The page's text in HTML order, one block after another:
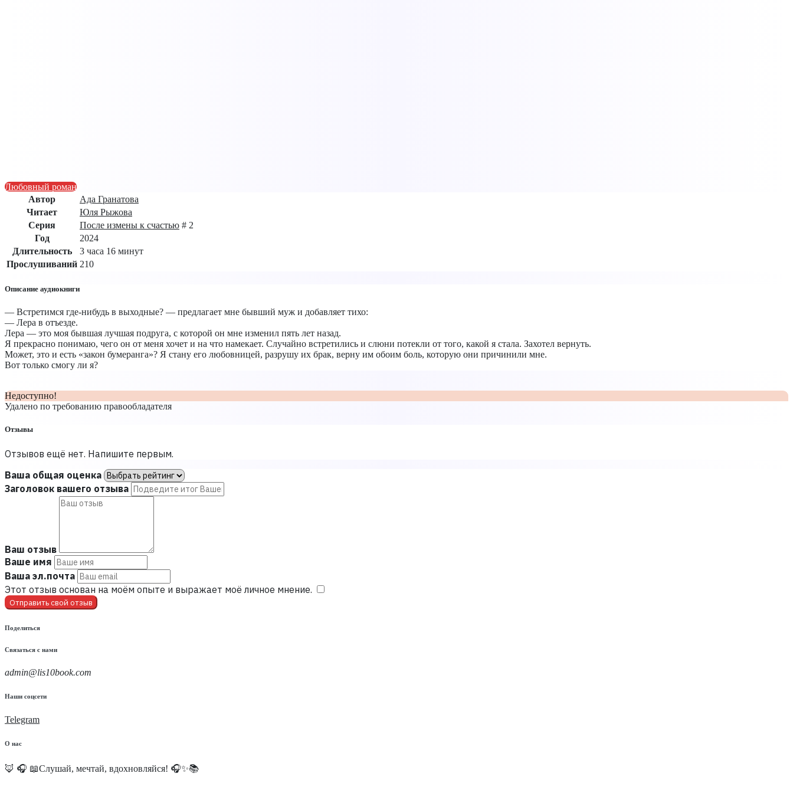
Любовный роман
Автор
Ада Гранатова
Читает
Юля Рыжова
Серия
После измены к счастью # 2
Год
2024
Длительность
3 часа 16 минут
Прослушиваний 210
Описание аудиокниги
— Встретимся где-нибудь в выходные? — предлагает мне бывший муж и добавляет тихо:
— Лера в отъезде.
Лера — это моя бывшая лучшая подруга, с которой он мне изменил пять лет назад.
Я прекрасно понимаю, чего он от меня хочет и на что намекает. Случайно встретились и слюни потекли от того, какой я стала. Захотел вернуть.
Может, это и есть «закон бумеранга»? Я стану его любовницей, разрушу их брак, верну им обоим боль, которую они причинили мне.
Вот только смогу ли я?
Недоступно!
Удалено по требованию правообладателя
Отзывы
Отзывов ещё нет. Напишите первым.
Ваша общая оценка
Заголовок вашего отзыва
Ваш отзыв
Ваше имя
Ваша эл.почта
Этот отзыв основан на моём опыте и выражает моё личное мнение.
Отправить свой отзыв
Поделиться
Связаться с нами
admin@lis10book.com
Наши соцсети
Telegram
О нас
🦊 🎧 📖Слушай, мечтай, вдохновляйся! 🎧✨📚